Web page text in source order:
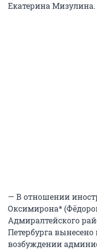
Екатерина Мизулина.
— В отношении
Оксимирона*
Адмиралтейского
Петербурга вынесено
возбуждении